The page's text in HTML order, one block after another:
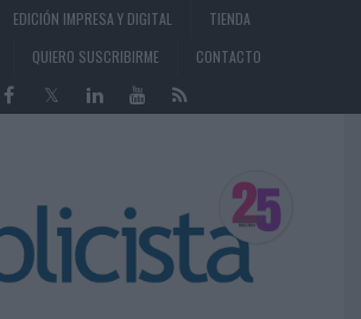
EDICIÓN IMPRESA Y DIGITAL
TIENDA
QUIERO SUSCRIBIRME CONTACTO